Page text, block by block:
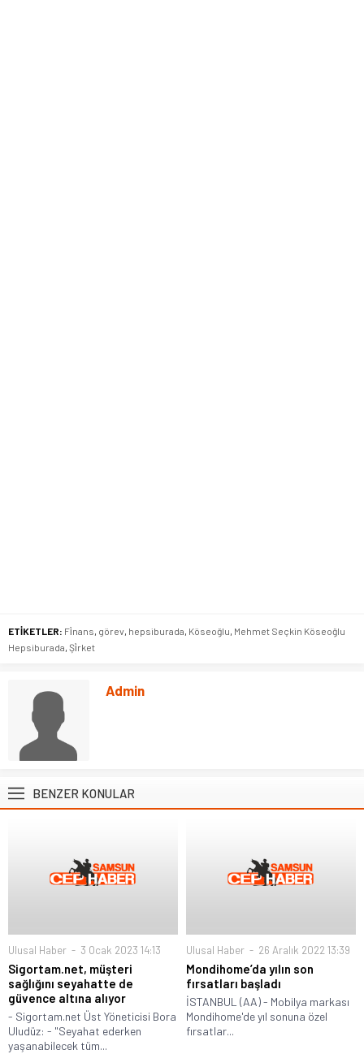
ETİKETLER: Fi̇nans, görev, hepsiburada, Köseoğlu, Mehmet Seçkin Köseoğlu
Hepsiburada, Şi̇rket
Admin
BENZER KONULAR
Ulusal Haber 3 Ocak 2023 14:13
Sigortam.net, müşteri
sağlığını seyahatte de
güvence altına alıyor
- Sigortam.net Üst Yöneticisi Bora
Uludüz: - "Seyahat ederken
yaşanabilecek tüm...
Ulusal Haber 26 Aralık 2022 13:39
Mondihome’da yılın son
fırsatları başladı
İSTANBUL (AA) - Mobilya markası
Mondihome'de yıl sonuna özel
fırsatlar...